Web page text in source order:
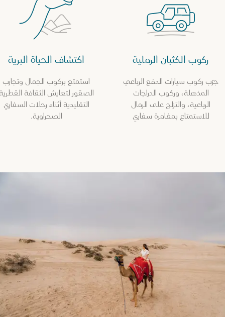
ركوب الكثبان الرملية
جرّب ركوب سيارات الدفع الرباعي
المذهلة، وركوب الدراجات
الرباعية، والتزلج على الرمال
للاستمتاع بمغامرة سفاري
اكتشاف الحياة البرية
استمتع بركوب الجمال وتجارب
الصقور لتعايش الثقافة
التقليدية أثناء رحلات السفاري
الصحراوية.